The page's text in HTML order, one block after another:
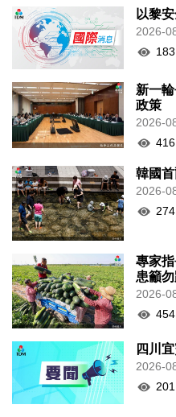
以黎
2026-
183
新一
政策
2026-
416
韓國
2026-
274
專家
患籲
2026-
454
四川
2026-
201